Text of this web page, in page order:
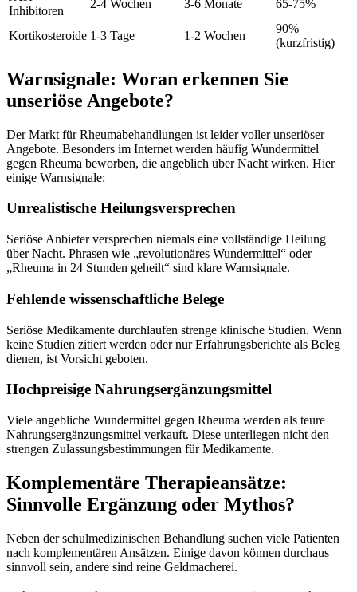
Inhibitoren
2-4 Wochen 3-6 Monate 65-75%
Kortikosteroide 1-3 Tage 1-2 Wochen
90%
(kurzfristig)
Warnsignale: Woran erkennen Sie
unseriöse Angebote?
Der Markt für Rheumabehandlungen ist leider voller unseriöser
Angebote. Besonders im Internet werden häufig Wundermittel
gegen Rheuma beworben, die angeblich über Nacht wirken. Hier
einige Warnsignale:
Unrealistische Heilungsversprechen
Seriöse Anbieter versprechen niemals eine vollständige Heilung
über Nacht. Phrasen wie „revolutionäres Wundermittel“ oder
„Rheuma in 24 Stunden geheilt“ sind klare Warnsignale.
Fehlende wissenschaftliche Belege
Seriöse Medikamente durchlaufen strenge klinische Studien. Wenn
keine Studien zitiert werden oder nur Erfahrungsberichte als Beleg
dienen, ist Vorsicht geboten.
Hochpreisige Nahrungsergänzungsmittel
Viele angebliche Wundermittel gegen Rheuma werden als teure
Nahrungsergänzungsmittel verkauft. Diese unterliegen nicht den
strengen Zulassungsbestimmungen für Medikamente.
Komplementäre Therapieansätze:
Sinnvolle Ergänzung oder Mythos?
Neben der schulmedizinischen Behandlung suchen viele Patienten
nach komplementären Ansätzen. Einige davon können durchaus
sinnvoll sein, andere sind reine Geldmacherei.